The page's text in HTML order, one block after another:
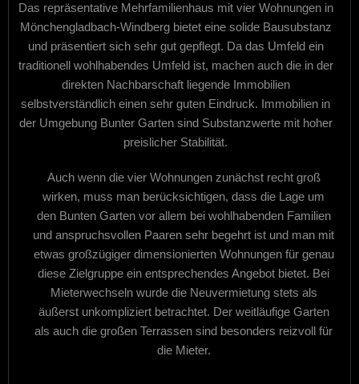
Das repräsentative Mehrfamilienhaus mit vier Wohnungen in
Mönchengladbach-Windberg bietet eine solide Bausubstanz
und präsentiert sich sehr gut gepflegt. Da das Umfeld ein
traditionell wohlhabendes Umfeld ist, machen auch die in der
direkten Nachbarschaft liegende Immobilien
selbstverständlich einen sehr guten Eindruck. Immobilien in
der Umgebung Bunter Garten sind Substanzwerte mit hoher
preislicher Stabilität.
Auch wenn die vier Wohnungen zunächst recht groß
wirken, muss man berücksichtigen, dass die Lage um
den Bunten Garten vor allem bei wohlhabenden Familien
und anspruchsvollen Paaren sehr begehrt ist und man mit
etwas großzügiger dimensionierten Wohnungen für genau
diese Zielgruppe ein entsprechendes Angebot bietet. Bei
Mieterwechseln wurde die Neuvermietung stets als
äußerst unkompliziert betrachtet. Der weitläufige Garten
als auch die großen Terrassen sind besonders reizvoll für
die Mieter.